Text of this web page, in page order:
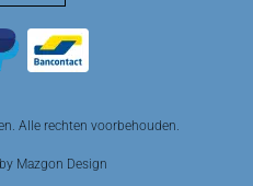
Alle rechten voorbehouden.
Mazgon Design